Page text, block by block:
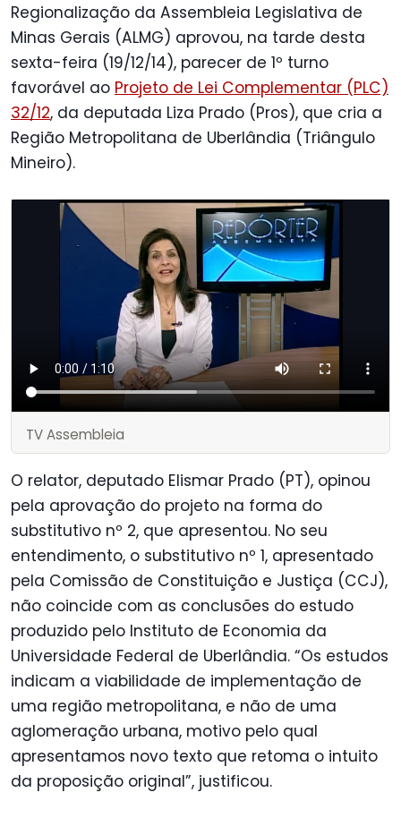
Regionalização da Assembleia Legislativa de
Minas Gerais (ALMG) aprovou, na tarde desta
sexta-feira (19/12/14), parecer de 1º turno
favorável ao Projeto de Lei Complementar (PLC)
32/12, da deputada Liza Prado (Pros), que cria a
Região Metropolitana de Uberlândia (Triângulo
Mineiro).
TV Assembleia
O relator, deputado Elismar Prado (PT), opinou
pela aprovação do projeto na forma do
substitutivo nº 2, que apresentou. No seu
entendimento, o substitutivo nº 1, apresentado
pela Comissão de Constituição e Justiça (CCJ),
não coincide com as conclusões do estudo
produzido pelo Instituto de Economia da
Universidade Federal de Uberlândia. “Os estudos
indicam a viabilidade de implementação de
uma região metropolitana, e não de uma
aglomeração urbana, motivo pelo qual
apresentamos novo texto que retoma o intuito
da proposição original”, justificou.